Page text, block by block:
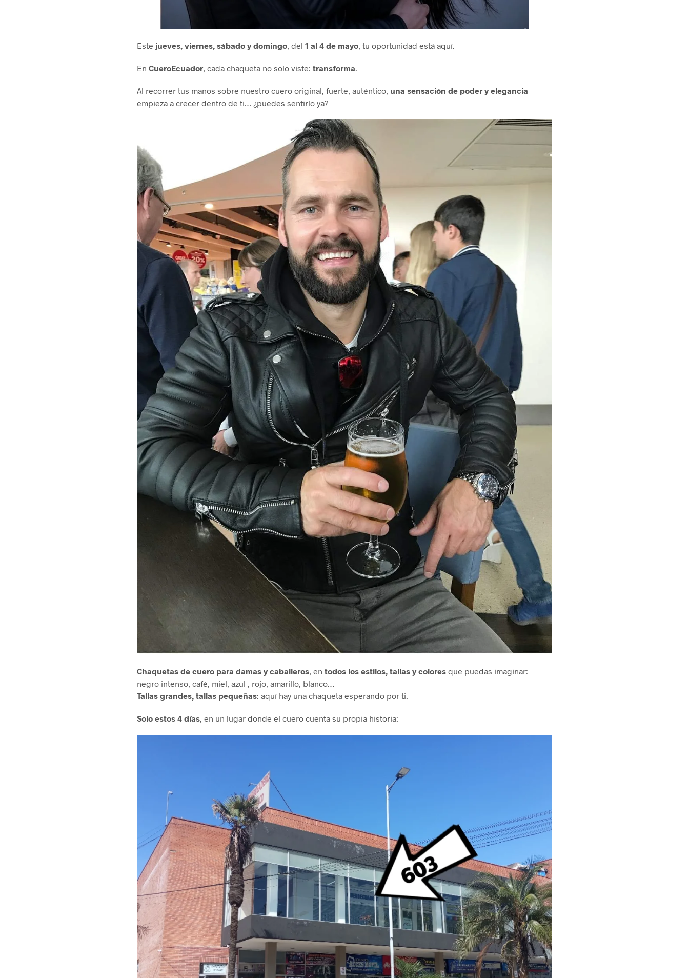
Este jueves, viernes, sábado y domingo , del1 al 4 de mayo , tu oportunidad está aquí.
EnCueroEcuador , cada chaqueta no solo viste:transforma
Al recorrer tus manos sobre nuestro cuero original, fuerte, auténtico, una sensación de poder y elegancia
empieza a crecer dentro de ti… ¿puedes sentirlo ya?
Chaquetas de cuero para damas y caballeros, entodos los estilos, tallas y colores que puedas imaginar:
negro intenso, café, miel, azul , rojo, amarillo, blanco…
Tallas grandes, tallas pequeñas: aquí hay una chaqueta esperando por ti.
Solo estos 4 días, en un lugar donde el cuero cuenta su propia historia: